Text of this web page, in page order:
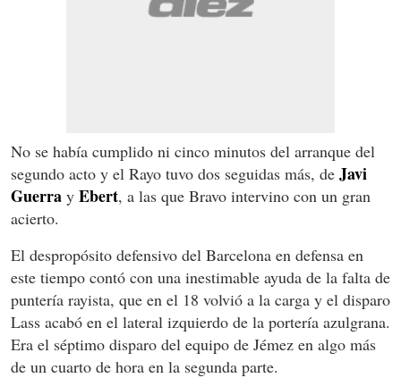
No se había cumplido ni cinco minutos del arranque del
segundo acto y el Rayo tuvo dos seguidas más, de Javi
Guerra y Ebert, a las que Bravo intervino con un gran
acierto.
El despropósito defensivo del Barcelona en defensa en
este tiempo contó con una inestimable ayuda de la falta de
puntería rayista, que en el 18 volvió a la carga y el disparo
Lass acabó en el lateral izquierdo de la portería azulgrana.
Era el séptimo disparo del equipo de Jémez en algo más
de un cuarto de hora en la segunda parte.